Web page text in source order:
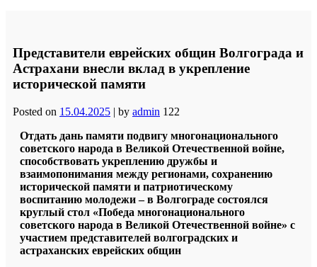
Представители еврейских общин Волгограда и
Астрахани внесли вклад в укрепление
исторической памяти
Posted on 15.04.2025 | by admin 122
Отдать дань памяти подвигу многонационального
советского народа в Великой Отечественной войне,
способствовать укреплению дружбы и
взаимопонимания между регионами, сохранению
исторической памяти и патриотическому
воспитанию молодежи – в Волгограде состоялся
круглый стол «Победа многонационального
советского народа в Великой Отечественной войне» с
участием представителей волгоградских и
астраханских еврейских общин